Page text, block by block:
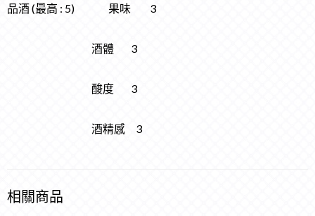
品酒 (最高 : 5) 果味 3
酒體 3
酸度 3
酒精感 3
相關商品